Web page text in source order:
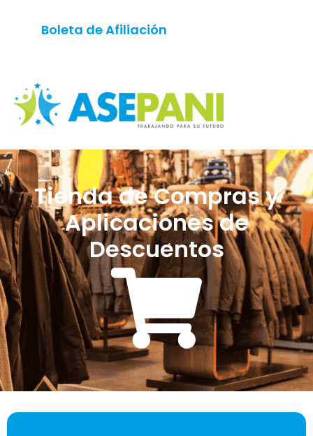
Boleta de Afiliación
Tienda de Compras y
Aplicaciones de
Descuentos